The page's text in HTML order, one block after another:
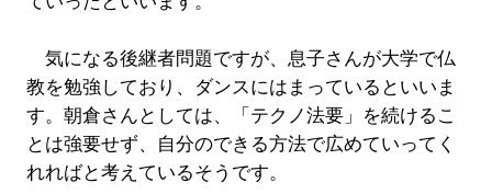
気になる後継者問題ですが、息子さんが大学で仏
教を勉強しており、ダンスにはまっているといいま
す。朝倉さんとしては、「テクノ法要」を続けるこ
とは強要せず、自分のできる方法で広めていってく
れればと考えているそうです。